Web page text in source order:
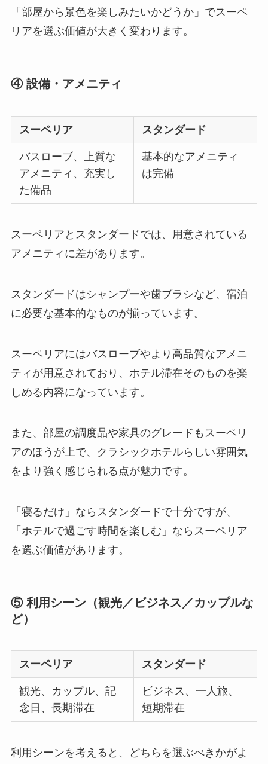
「部屋から景色を楽しみたいかどうか」でスーペ
リアを選ぶ価値が大きく変わります。
④ 設備・アメニティ
スーペリア スタンダード
バスローブ、上質な
アメニティ、充実し
た備品
基本的なアメニティ
は完備
スーペリアとスタンダードでは、用意されている
アメニティに差があります。
スタンダードはシャンプーや歯ブラシなど、宿泊
に必要な基本的なものが揃っています。
スーペリアにはバスローブやより高品質なアメニ
ティが用意されており、ホテル滞在そのものを楽
しめる内容になっています。
また、部屋の調度品や家具のグレードもスーペリ
アのほうが上で、クラシックホテルらしい雰囲気
をより強く感じられる点が魅力です。
「寝るだけ」ならスタンダードで十分ですが、
「ホテルで過ごす時間を楽しむ」ならスーペリア
を選ぶ価値があります。
⑤ 利用シーン（観光／ビジネス／カップルな
ど）
スーペリア スタンダード
観光、カップル、記
念日、長期滞在
ビジネス、一人旅、
短期滞在
利用シーンを考えると、どちらを選ぶべきかがよ